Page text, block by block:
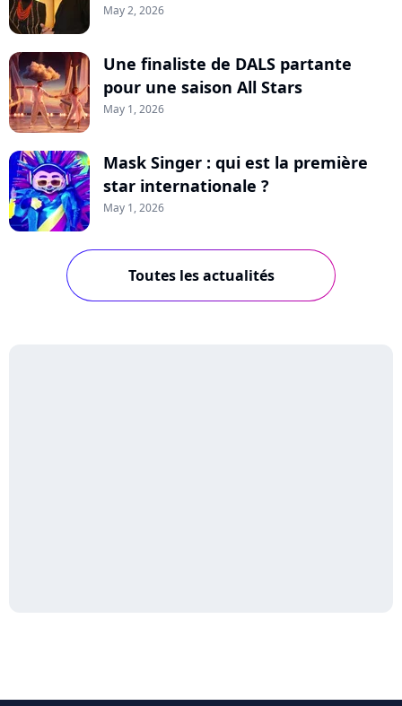
May 2, 2026
Une finaliste de DALS partante
pour une saison All Stars
May 1, 2026
Mask Singer : qui est la première
star internationale ?
May 1, 2026
Toutes les actualités